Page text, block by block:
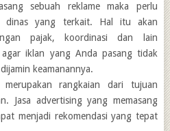
sebuah reklame maka perlu
dinas yang terkait. Hal itu akan
pajak, koordinasi dan lain
agar iklan yang Anda pasang tidak
keamanannya.
merupakan rangkaian dari tujuan
Jasa advertising yang memasang
menjadi rekomendasi yang tepat